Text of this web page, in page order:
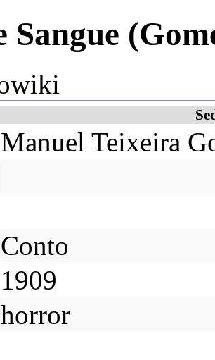
Sangue
Manuel Teixeira
Conto
1909
horror